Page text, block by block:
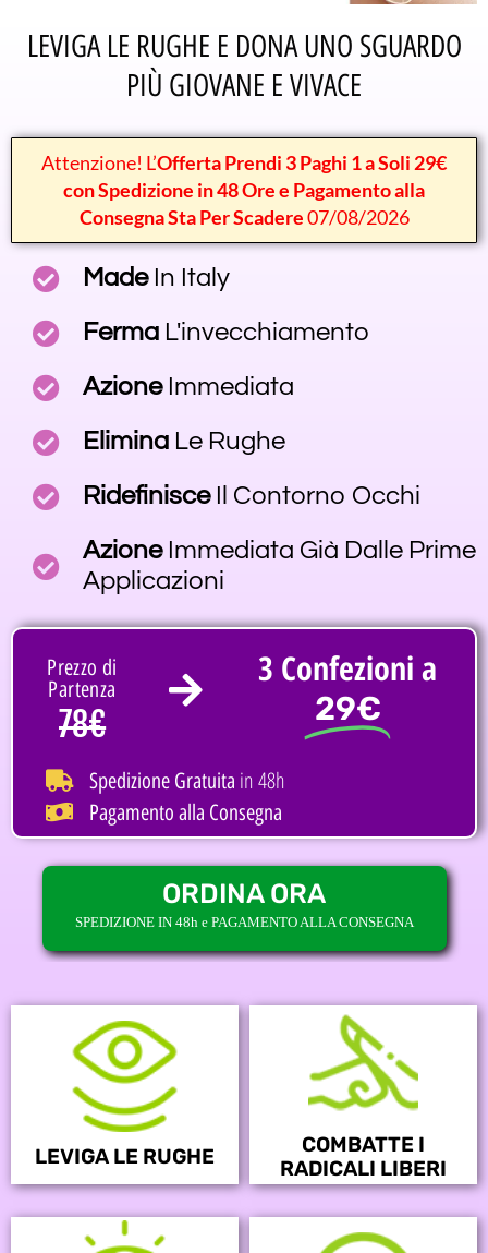
LEVIGA LE RUGHE E DONA UNO SGUARDO
PIÙ GIOVANE E VIVACE
Attenzione! L’Offerta Prendi 3 Paghi 1 a Soli 29€
con Spedizione in 48 Ore e Pagamento alla
Consegna Sta Per Scadere07/08/2026
MadeIn Italy
Ferma L'invecchiamento
AzioneImmediata
Elimina Le Rughe
RidefinisceIl Contorno Occhi
AzioneImmediata Già Dalle Prime
Applicazioni
Prezzo di
Partenza
78€
3 Confezioni a
29€
Spedizione Gratuita in 48h
Pagamento alla Consegna
ORDINA ORA
SPEDIZIONE IN 48h e PAGAMENTO ALLA CONSEGNA
LEVIGA LE RUGHE
COMBATTE I
RADICALI LIBERI